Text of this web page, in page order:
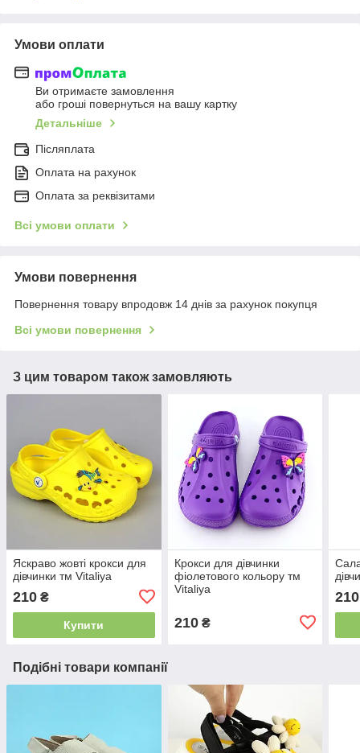
Умови оплати
Ви отримаєте замовлення
або гроші повернуться на вашу картку
Детальніше
Післяплата
Оплата на рахунок
Оплата за реквізитами
Всі умови оплати
Умови повернення
Повернення товару впродовж 14 днів за рахунок покупця
Всі умови повернення
З цим товаром також замовляють
Яскраво жовті крокси для
дівчинки тм Vitaliya
210 ₴
Купити
Крокси для дівчинки
фіолетового кольору тм
Vitaliya
210₴
210
Подібні товари компанії